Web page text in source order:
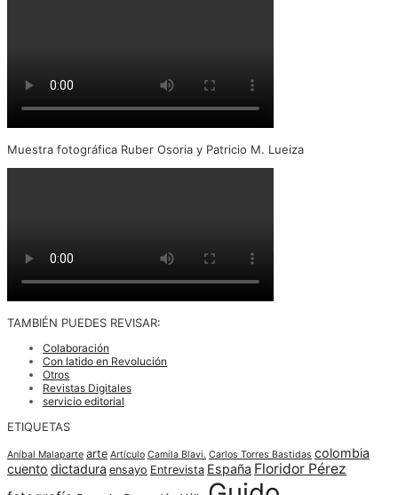
Muestra fotográfica Ruber Osoria y Patricio M. Lueiza
TAMBIÉN PUEDES REVISAR:
Colaboración
Con latido en Revolución
Otros
Revistas Digitales
servicio editorial
ETIQUETAS
Aníbal Malaparte arte Artículo Camila Blavi. Carlos Torres Bastidas colombia
cuento dictadura ensayo Entrevista España Floridor Pérez